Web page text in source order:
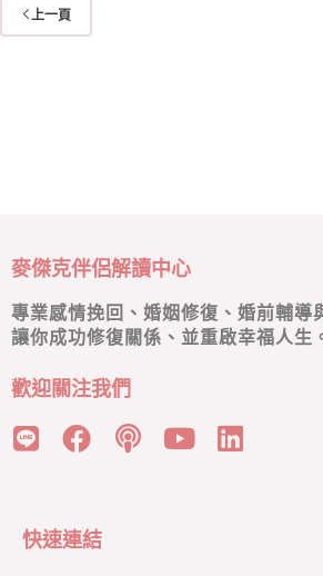
上一頁
麥傑克伴侶解讀中心
專業感情挽回、婚姻修復、婚前輔導
讓你成功修復關係、並重啟幸福人生
歡迎關注我們
快速連結